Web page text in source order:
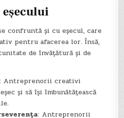
confruntă și cu eșecul, care
pentru afacerea lor. Însă,
de învățătură și de
: Antreprenorii creativi
și să își îmbunătățească
: Antreprenorii